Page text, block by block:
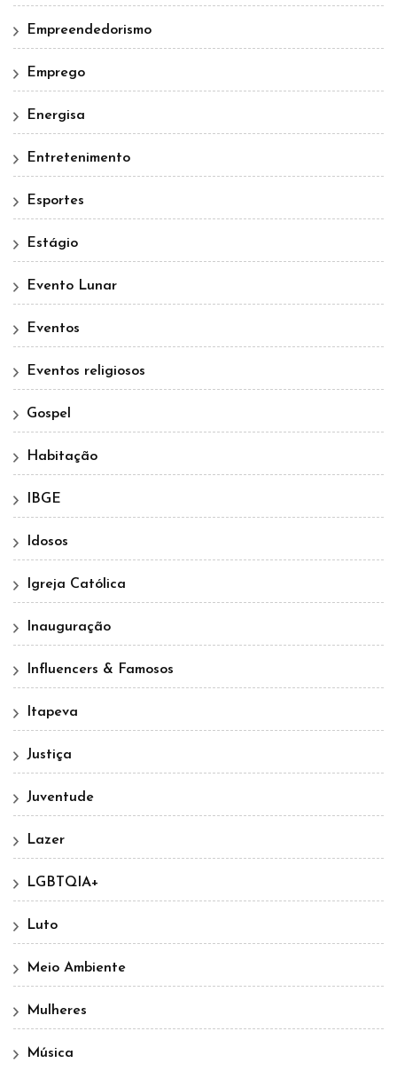
Empreendedorismo
Emprego
Energisa
Entretenimento
Esportes
Estágio
Evento Lunar
Eventos
Eventos religiosos
Gospel
Habitação
IBGE
Idosos
Igreja Católica
Inauguração
Influencers & Famosos
Itapeva
Justiça
Juventude
Lazer
LGBTQIA+
Luto
Meio Ambiente
Mulheres
Música